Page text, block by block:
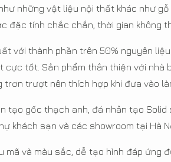
những vật liệu nội thất khác như
đặc tính chắc chắn, thời gian không
với thành phần trên 50% nguyên
cực tốt. Sản phẩm thân thiện với nhà
trượt nên thích hợp khi đưa vào
tạo gốc thạch anh, đá nhân tạo
sạn và các showroom tại Hà
mã và màu sắc, dễ tạo hình đáp